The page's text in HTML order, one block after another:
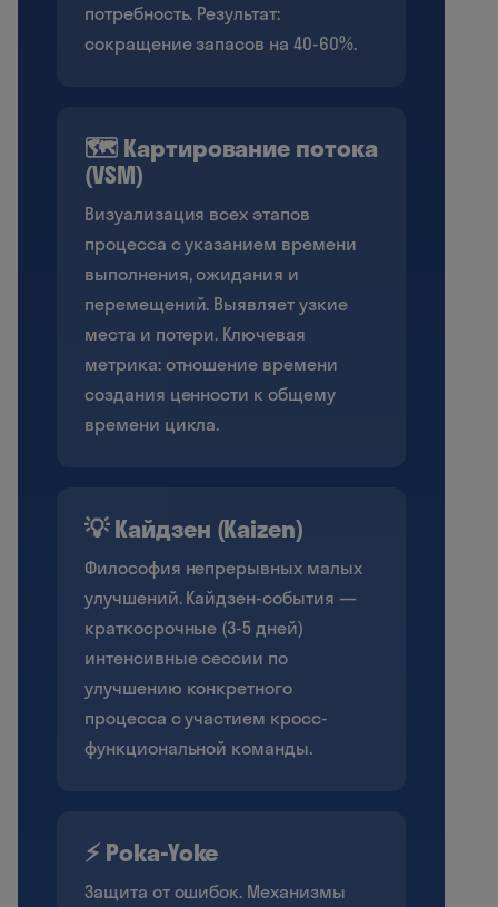
потребность. Результат:
сокращение запасов на 40-60%.
🗺️ Картирование потока
(VSM)
Визуализация всех этапов
процесса с указанием времени
выполнения, ожидания и
перемещений. Выявляет узкие
места и потери. Ключевая
метрика: отношение времени
создания ценности к общему
времени цикла.
💡 Кайдзен (Kaizen)
Философия непрерывных малых
улучшений. Кайдзен-события —
краткосрочные (3-5 дней)
интенсивные сессии по
улучшению конкретного
процесса с участием кросс-
функциональной команды.
⚡ Poka-Yoke
Защита от ошибок. Механизмы